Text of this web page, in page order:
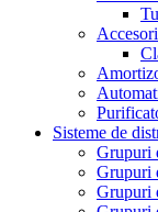
Sisteme de
Grupuri
Grupuri
Grupuri